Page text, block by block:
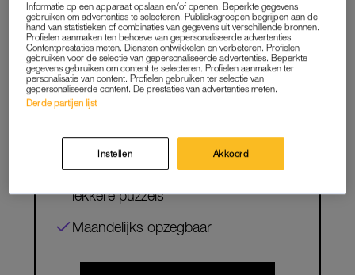
LEES VERDER MET
PREMIUM
Krijg onbeperkt toegang tot alle
artikelen
Lees LINDA.magazine online
Geniet van te gekke winacties en
lekkere puzzels
Maandelijks opzegbaar
Informatie op een apparaat opslaan en/of openen. Beperkte gegevens
gebruiken om advertenties te selecteren. Publieksgroepen begrijpen aan de
hand van statistieken of combinaties van gegevens uit verschillende bronnen.
Profielen aanmaken ten behoeve van gepersonaliseerde advertenties.
Contentprestaties meten. Diensten ontwikkelen en verbeteren. Profielen
gebruiken voor de selectie van gepersonaliseerde advertenties. Beperkte
gegevens gebruiken om content te selecteren. Profielen aanmaken ter
personalisatie van content. Profielen gebruiken ter selectie van
gepersonaliseerde content. De prestaties van advertenties meten.
Derde partijen lijst
Instellen Akkoord